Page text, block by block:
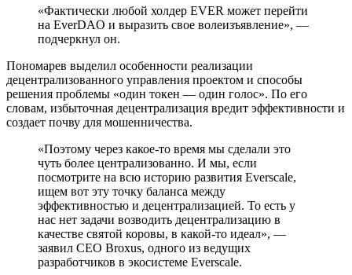
«Фактически любой холдер EVER может перейти
на EverDAO и выразить свое волеизъявление», —
подчеркнул он.
Пономарев выделил особенности реализации
децентрализованного управления проектом и способы
решения проблемы «один токен — один голос». По его
словам, избыточная децентрализация вредит эффективности и
создает почву для мошенничества.
«Поэтому через какое-то время мы сделали это
чуть более централизованно. И мы, если
посмотрите на всю историю развития Everscale,
ищем вот эту точку баланса между
эффективностью и децентрализацией. То есть у
нас нет задачи возводить децентрализацию в
качестве святой коровы, в какой-то идеал», —
заявил CEO Broxus, одного из ведущих
разработчиков в экосистеме Everscale.